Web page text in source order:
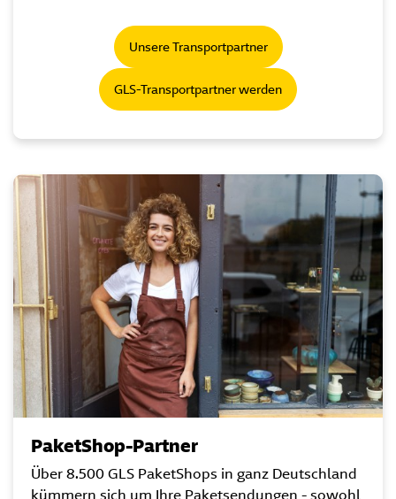
Unsere Transportpartner
GLS-Transportpartner werden
PaketShop-Partner
Über 8.500 GLS PaketShops in ganz Deutschland